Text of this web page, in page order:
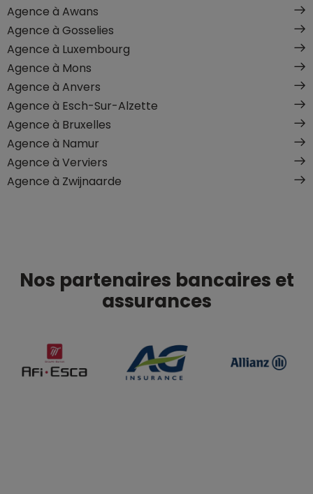
Agence à Awans
Agence à Gosselies
Agence à Luxembourg
Agence à Mons
Agence à Anvers
Agence à Esch-Sur-Alzette
Agence à Bruxelles
Agence à Namur
Agence à Verviers
Agence à Zwijnaarde
Nos partenaires bancaires et
assurances